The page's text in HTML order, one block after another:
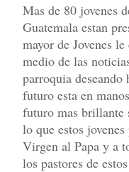
Mas de 80 jovenes
Guatemala estan
mayor de Jovenes
medio de las
parroquia deseando
futuro esta en
futuro mas brillante
lo que estos
Virgen al Papa y a
los pastores de